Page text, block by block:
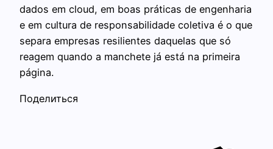
dados em cloud, em boas práticas de engenharia
e em cultura de responsabilidade coletiva é o que
separa empresas resilientes daquelas que só
reagem quando a manchete já está na primeira
página.
Поделиться